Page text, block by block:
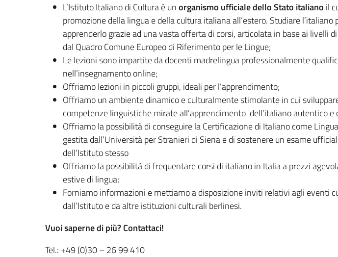
L’Istituto Italiano di Cultura è unorganismo ufficiale dello Stato italiano il
promozione della lingua e della cultura italiana all’estero. Studiare l’italiano
apprenderlo grazie ad una vasta offerta di corsi, articolata in base ai livelli
dal Quadro Comune Europeo di Riferimento per le Lingue;
Le lezioni sono impartite da docenti madrelingua professionalmente
nell’insegnamento online;
Offriamo lezioni in piccoli gruppi, ideali per l’apprendimento;
Offriamo un ambiente dinamico e culturalmente stimolante in cui
competenze linguistiche mirate all’apprendimento dell’italiano autentico e
Offriamo la possibilità di conseguire la Certificazione di Italiano come
gestita dall’Università per Stranieri di Siena e di sostenere un esame
dell’Istituto stesso
Offriamo la possibilità di frequentare corsi di italiano in Italia a prezzi
estive di lingua;
Forniamo informazioni e mettiamo a disposizione inviti relativi agli eventi
dall’Istituto e da altre istituzioni culturali berlinesi.
Vuoi saperne di più? Contattaci!
Tel.: +49 (0)30 – 26 99 410